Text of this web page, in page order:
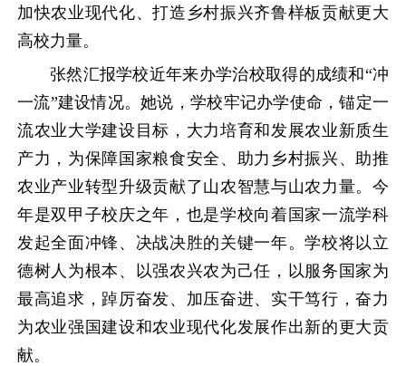
加快农业现代化、打造乡村振兴齐鲁样板贡献更大
高校力量。
张然汇报学校近年来办学治校取得的成绩和“冲
一流”建设情况。她说，学校牢记办学使命，锚定一
流农业大学建设目标，大力培育和发展农业新质生
产力，为保障国家粮食安全、助力乡村振兴、助推
农业产业转型升级贡献了山农智慧与山农力量。今
年是双甲子校庆之年，也是学校向着国家一流学科
发起全面冲锋、决战决胜的关键一年。学校将以立
德树人为根本、以强农兴农为己任，以服务国家为
最高追求，踔厉奋发、加压奋进、实干笃行，奋力
为农业强国建设和农业现代化发展作出新的更大贡
献。